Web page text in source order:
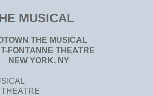
MUSICAL
THE MUSICAL
FONTANNE THEATRE
NEW YORK, NY